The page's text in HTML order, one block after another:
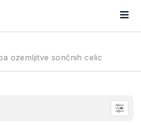
ozemljitve sončnih celic